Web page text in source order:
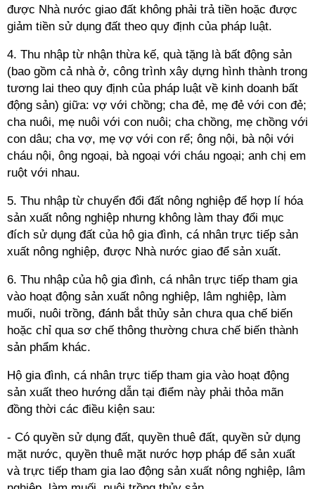
được Nhà nước giao đất không phải trả tiền hoặc được
giảm tiền sử dụng đất theo quy định của pháp luật.
4. Thu nhập từ nhận thừa kế, quà tặng là bất động sản
(bao gồm cả nhà ở, công trình xây dựng hình thành trong
tương lai theo quy định của pháp luật về kinh doanh bất
động sản) giữa: vợ với chồng; cha đẻ, mẹ đẻ với con đẻ;
cha nuôi, mẹ nuôi với con nuôi; cha chồng, mẹ chồng với
con dâu; cha vợ, mẹ vợ với con rể; ông nội, bà nội với
cháu nội, ông ngoại, bà ngoại với cháu ngoại; anh chị em
ruột với nhau.
5. Thu nhập từ chuyển đổi đất nông nghiệp để hợp lí hóa
sản xuất nông nghiệp nhưng không làm thay đổi mục
đích sử dụng đất của hộ gia đình, cá nhân trực tiếp sản
xuất nông nghiệp, được Nhà nước giao để sản xuất.
6. Thu nhập của hộ gia đình, cá nhân trực tiếp tham gia
vào hoạt động sản xuất nông nghiệp, lâm nghiệp, làm
muối, nuôi trồng, đánh bắt thủy sản chưa qua chế biến
hoặc chỉ qua sơ chế thông thường chưa chế biến thành
sản phẩm khác.
Hộ gia đình, cá nhân trực tiếp tham gia vào hoạt động
sản xuất theo hướng dẫn tại điểm này phải thỏa mãn
đồng thời các điều kiện sau:
- Có quyền sử dụng đất, quyền thuê đất, quyền sử dụng
mặt nước, quyền thuê mặt nước hợp pháp để sản xuất
và trực tiếp tham gia lao động sản xuất nông nghiệp, lâm